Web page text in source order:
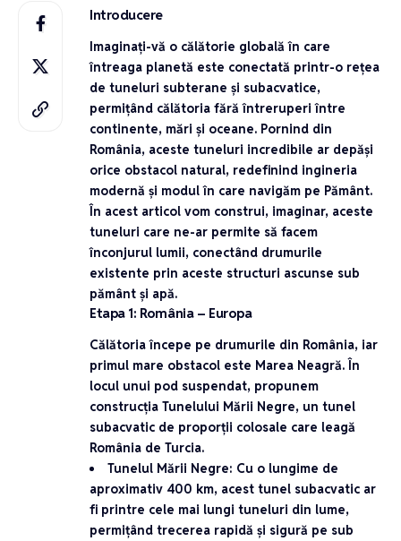
Introducere
Imaginați-vă o călătorie globală în care
întreaga planetă este conectată printr-o rețea
de tuneluri subterane și subacvatice,
permițând călătoria fără întreruperi între
continente, mări și oceane. Pornind din
România, aceste tuneluri incredibile ar depăși
orice obstacol natural, redefinind ingineria
modernă și modul în care navigăm pe Pământ.
În acest articol vom construi, imaginar, aceste
tuneluri care ne-ar permite să facem
înconjurul lumii, conectând drumurile
existente prin aceste structuri ascunse sub
pământ și apă.
Etapa 1: România – Europa
Călătoria începe pe drumurile din România, iar
primul mare obstacol este Marea Neagră. În
locul unui pod suspendat, propunem
construcția Tunelului Mării Negre, un tunel
subacvatic de proporții colosale care leagă
România de Turcia.
Tunelul Mării Negre: Cu o lungime de
aproximativ 400 km, acest tunel subacvatic ar
fi printre cele mai lungi tuneluri din lume,
permițând trecerea rapidă și sigură pe sub